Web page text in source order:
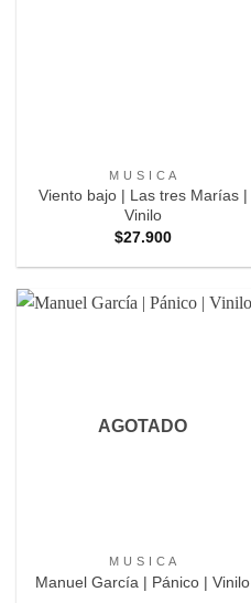
M U S I C A
Viento bajo | Las tres Marías |
Vinilo
$27.900
AGOTADO
M U S I C A
Manuel García | Pánico | Vinilo